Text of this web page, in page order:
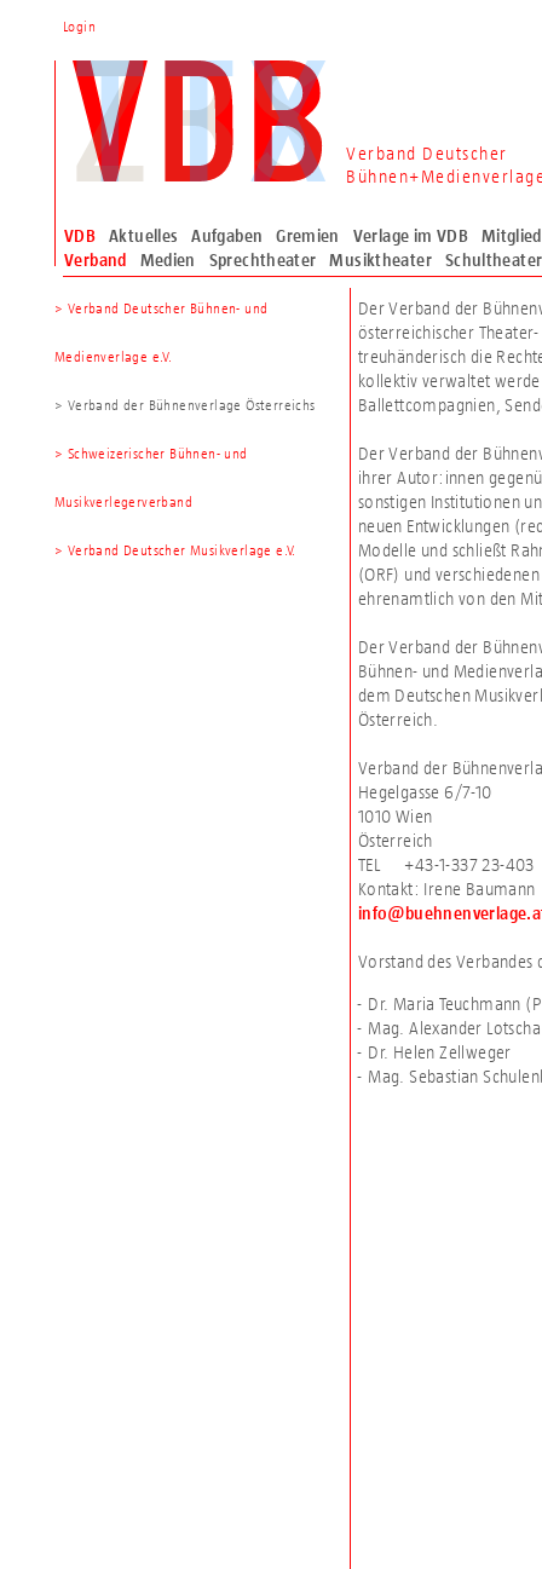
Verband Deutscher
VDB Aktuelles Aufgaben Gremien Verlage im VDB
Verband
Medien Sprechtheater Musiktheater Schultheater
Login
> Verband Deutscher Bühnen- und
Medienverlage e.V.
> Verband der Bühnenverlage Österreichs
> Schweizerischer Bühnen- und
Musikverlegerverband
> Verband Deutscher Musikverlage e.V.
Der Verband der
österreichischer
treuhänderisch die
kollektiv verwaltet
Ballettcompagnien,
Der Verband der
ihrer Autor:innen
sonstigen Institutionen
neuen Entwicklungen
Modelle und schließt
(ORF) und
ehrenamtlich von den
Der Verband der
Bühnen- und
dem Deutschen
Österreich.
Verband der
Hegelgasse 6/7-10
1010 Wien
Österreich
TEL +43-1-337 23-403
Kontakt: Irene Baumann
Vorstand des Verbandes
Dr. Maria Teuchmann
Mag. Alexander
Dr. Helen Zellweger
Mag. Sebastian